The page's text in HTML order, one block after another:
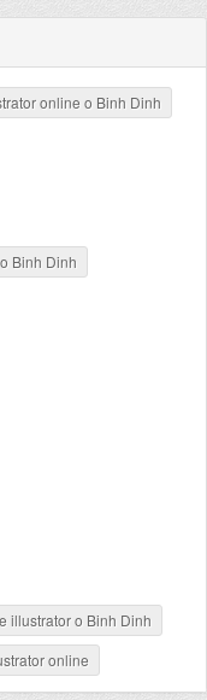
online o Binh Dinh
Binh Dinh
illustrator o Binh Dinh
online